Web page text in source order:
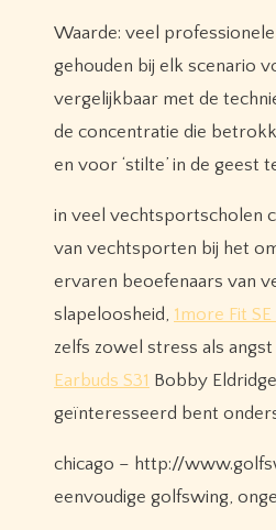
Waarde: veel
gehouden bij elk scenario
vergelijkbaar met de
de concentratie die
en voor ‘stilte’ in de geest
in veel vechtsportscholen
van vechtsporten bij het
ervaren beoefenaars van
slapeloosheid, 1more Fit
zelfs zowel stress als
Earbuds S31 Bobby
geïnteresseerd bent
chicago – http://
eenvoudige golfswing,